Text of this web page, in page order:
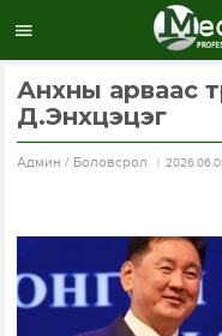
Анхны арваас
Д.Энхцэцэг
Aдмин / Боловсрол